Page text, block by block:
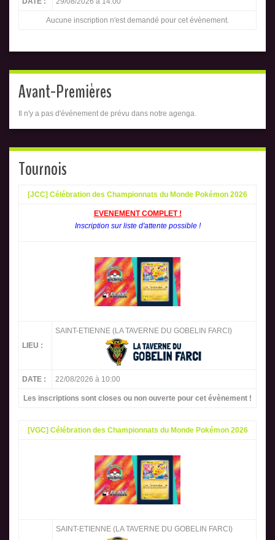
Aucune inscription n'est demandé pour cet évènement.
Avant-Premières
Il n'y a pas d'événement de prévu dans notre agenga.
Tournois
[JCC] Célébration des Championnats du Monde Pokémon 2026
EVENEMENT COMPLET !
Inscription sur liste d'attente possible !
LIEU :
SAINT-ETIENNE (LA TAVERNE DU GOBELIN FARCI)
DATE : 22/08/2026 à 10:00
Les inscriptions sont closes ou non ouverte pour cet évènement !
[VGC] Célébration des Championnats du Monde Pokémon 2026
SAINT-ETIENNE (LA TAVERNE DU GOBELIN FARCI)